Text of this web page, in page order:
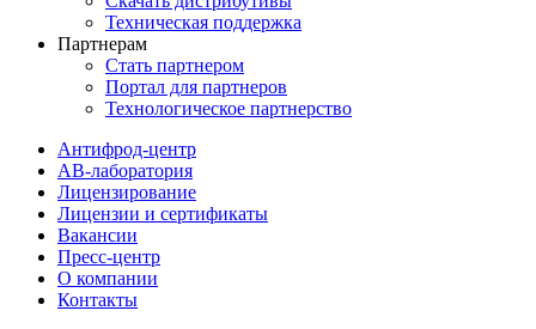
Техническая поддержка
Партнерам
Стать партнером
Портал для партнеров
Технологическое партнерство
Антифрод-центр
АВ-лаборатория
Лицензирование
Лицензии и сертификаты
Вакансии
Пресс-центр
О компании
Контакты